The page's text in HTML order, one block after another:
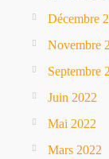
Décembre
Novembre
Septembre
Juin 2022
Mai 2022
Mars 2022